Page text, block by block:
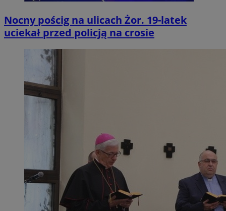
Nocny pościg na ulicach Żor. 19-latek
uciekał przed policją na crosie